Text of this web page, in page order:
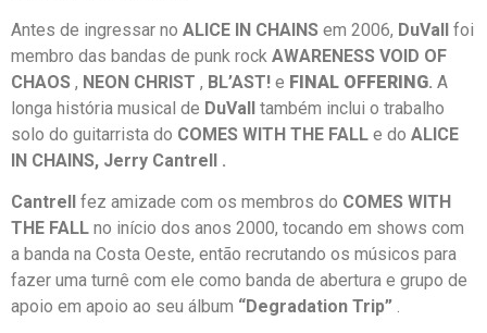
Antes de ingressar no ALICE IN CHAINS em 2006, DuVall foi
membro das bandas de punk rock AWARENESS VOID OF
CHAOS , NEON CHRIST , BL’AST! e FINAL OFFERING. A
longa história musical de DuVall também inclui o trabalho
solo do guitarrista do COMES WITH THE FALL e do ALICE
IN CHAINS, Jerry Cantrell .
Cantrell fez amizade com os membros do COMES WITH
THE FALL no início dos anos 2000, tocando em shows com
a banda na Costa Oeste, então recrutando os músicos para
fazer uma turnê com ele como banda de abertura e grupo de
apoio em apoio ao seu álbum “Degradation Trip” .